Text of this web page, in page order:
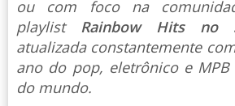
ou com foco na
playlist Rainbow Hits no
atualizada constantemente
ano do pop, eletrônico e
do mundo.